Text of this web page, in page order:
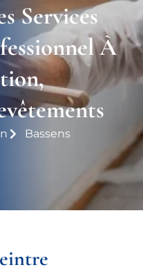
Services
À
Bassens